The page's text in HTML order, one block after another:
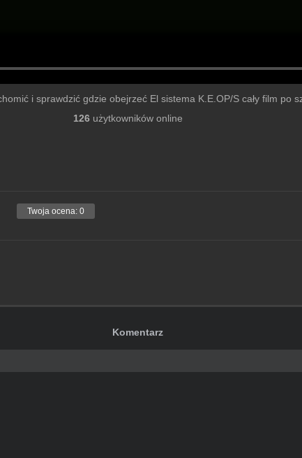
i sprawdzić gdzie obejrzeć El sistema K.E.OP/S cały film po
126użytkowników online
Twoja ocena: 0
Komentarz